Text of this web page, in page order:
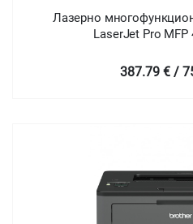
Лазерно
LaserJet Pro MFP
387.79 € /